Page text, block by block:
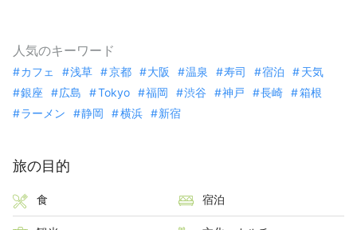
人気のキーワード
カフェ 浅草 京都 大阪 温泉 寿司 宿泊
天気
銀座
広島 Tokyo 福岡 渋谷 神戸 長崎
箱根
ラーメン
静岡 横浜 新宿
旅の目的
食 宿泊